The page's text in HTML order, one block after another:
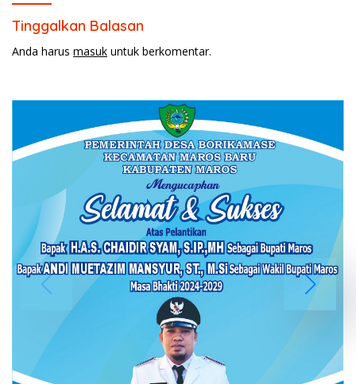
Tinggalkan Balasan
Anda harus masuk untuk berkomentar.